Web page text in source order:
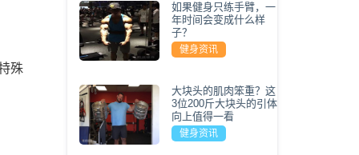
殊
如果健身只练手臂，一
年时间会变成什么样
子？
健身资讯
大块头的肌肉笨重？这
3位200斤大块头的引体
向上值得一看
健身资讯